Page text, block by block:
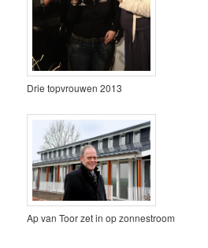
Drie topvrouwen 2013
Ap van Toor zet in op zonnestroom